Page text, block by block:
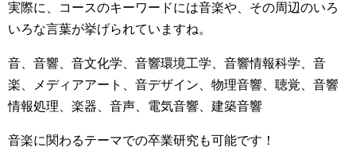
実際に、コースのキーワードには音楽や、その周辺のいろ
いろな言葉が挙げられていますね。
音、音響、音文化学、音響環境工学、音響情報科学、音
楽、メディアアート、音デザイン、物理音響、聴覚、音響
情報処理、楽器、音声、電気音響、建築音響
音楽に関わるテーマでの卒業研究も可能です！